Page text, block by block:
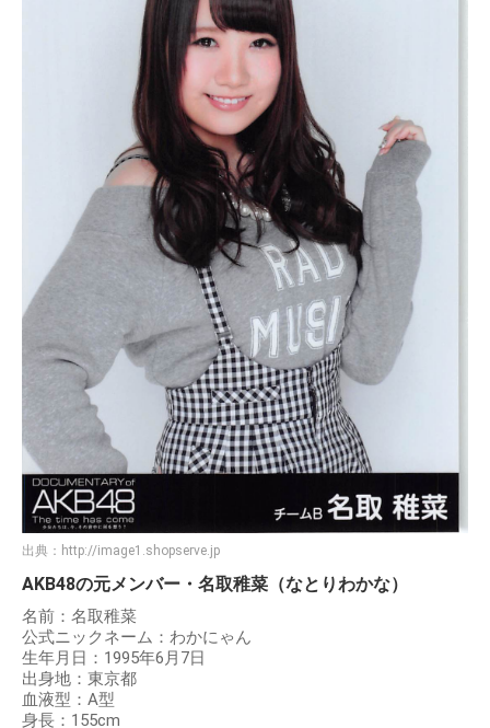
出典： http://image1.shopserve.jp
AKB48の元メンバー・名取稚菜（なとりわかな）
名前：名取稚菜
公式ニックネーム：わかにゃん
生年月日：1995年6月7日
出身地：東京都
血液型：A型
身長：155cm